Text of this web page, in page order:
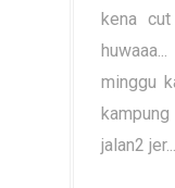
kena
minggu
jalan2 jer...